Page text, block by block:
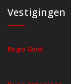
Vestigingen
Regio Gent